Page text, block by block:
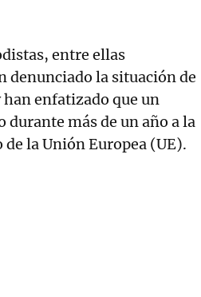
entre ellas
denunciado la situación de
enfatizado que un
más de un año a la
la Unión Europea (UE).